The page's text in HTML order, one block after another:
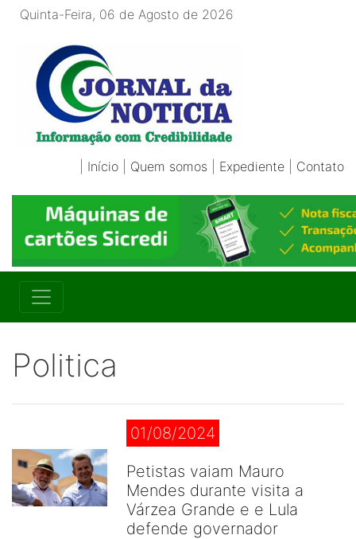
Quinta-Feira, 06 de Agosto de 2026
Início Quem somos Expediente Contato
Politica
01/08/2024
Petistas vaiam Mauro
Mendes durante visita a
Várzea Grande e e Lula
defende governador